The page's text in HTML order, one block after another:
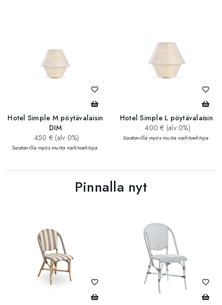
Hotel Simple M pöytävalaisin
DIM
450 € (alv 0%)
Saatavilla myös muita vaihtoehtoja.
Hotel Simple L pöytävalaisin
400 € (alv 0%)
Saatavilla myös muita vaihtoehtoja.
Pinnalla nyt